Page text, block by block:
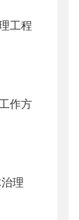
工程
作方
理